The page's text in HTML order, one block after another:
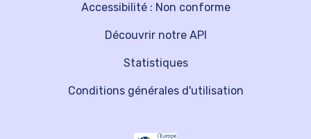
Découvrir notre API
Statistiques
Accessibilité : Non conforme
Conditions générales d'utilisation